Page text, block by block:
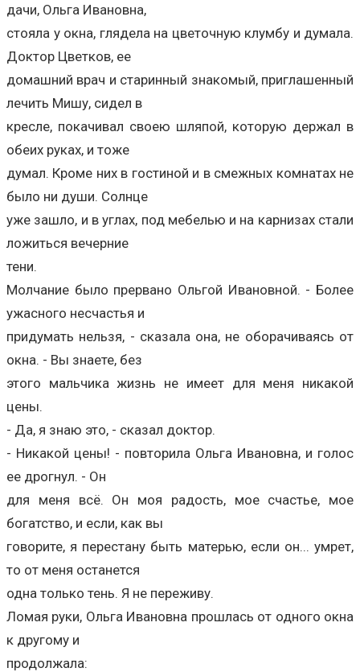
дачи, Ольга Ивановна,
стояла у окна, глядела на цветочную клумбу и думала.
Доктор Цветков, ее
домашний врач и старинный знакомый, приглашенный
лечить Мишу, сидел в
кресле, покачивал своею шляпой, которую держал в
обеих руках, и тоже
думал. Кроме них в гостиной и в смежных комнатах не
было ни души. Солнце
уже зашло, и в углах, под мебелью и на карнизах стали
ложиться вечерние
тени.
Молчание было прервано Ольгой Ивановной. - Более
ужасного несчастья и
придумать нельзя, - сказала она, не оборачиваясь от
окна. - Вы знаете, без
этого мальчика жизнь не имеет для меня никакой
цены.
- Да, я знаю это, - сказал доктор.
- Никакой цены! - повторила Ольга Ивановна, и голос
ее дрогнул. - Он
для меня всё. Он моя радость, мое счастье, мое
богатство, и если, как вы
говорите, я перестану быть матерью, если он... умрет,
то от меня останется
одна только тень. Я не переживу.
Ломая руки, Ольга Ивановна прошлась от одного окна
к другому и
продолжала: